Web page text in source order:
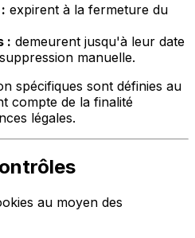
expirent à la fermeture du
: demeurent jusqu'à leur date
manuelle.
spécifiques sont définies au
compte de la finalité
légales.
au moyen des